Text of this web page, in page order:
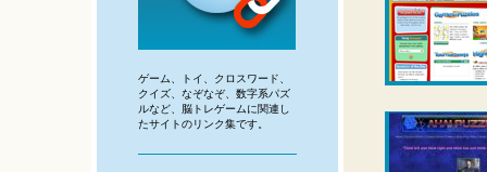
ゲーム、トイ、クロスワード、
クイズ、なぞなぞ、数字系パズ
ルなど、脳トレゲームに関連し
たサイトのリンク集です。